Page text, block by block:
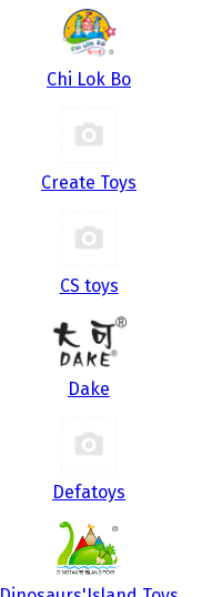
Chi Lok Bo
Create Toys
CS toys
Dake
Defatoys